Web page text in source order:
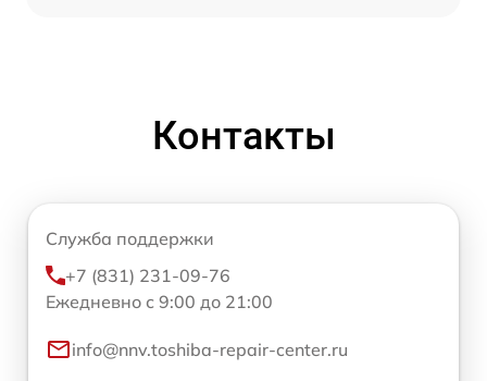
Контакты
Служба поддержки
+7 (831) 231-09-76
Ежедневно с 9:00 до 21:00
info@nnv.toshiba-repair-center.ru